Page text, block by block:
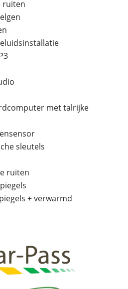
ruiten
met talrijke
sleutels
ruiten
+ verwarmd